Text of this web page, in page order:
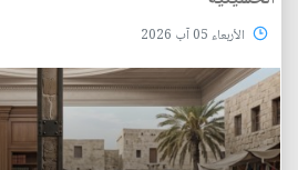
الأربعاء 05 آب 2026